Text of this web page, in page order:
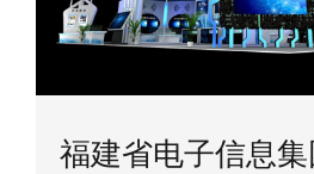
福建省电子信息集